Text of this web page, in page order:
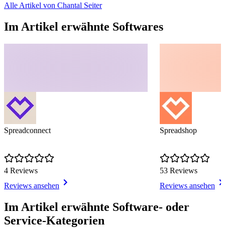
Alle Artikel von Chantal Seiter
Im Artikel erwähnte Softwares
Spreadconnect
4 Reviews
Reviews ansehen
Spreadshop
53 Reviews
Reviews ansehen
1
of
2
Im Artikel erwähnte Software- oder
Service-Kategorien